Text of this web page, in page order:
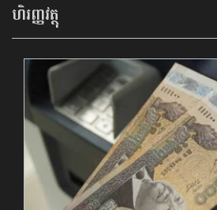
ហិរញ្ញវត្ថុ